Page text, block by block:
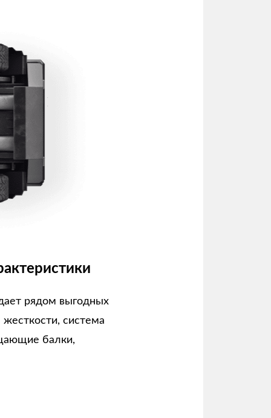
рядом выгодных
жесткости, система
балки,